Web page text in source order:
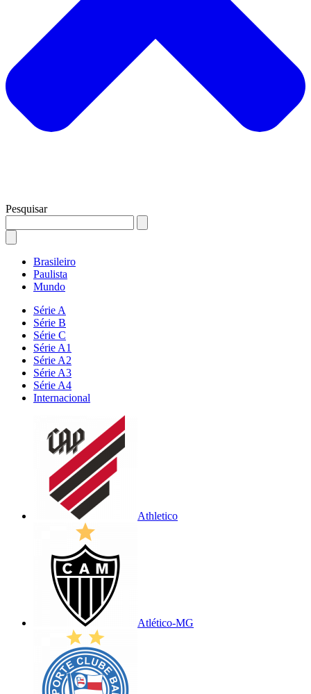
Pesquisar
Brasileiro
Paulista
Mundo
Série A
Série B
Série C
Série A1
Série A2
Série A3
Série A4
Internacional
Athletico
Atlético-MG